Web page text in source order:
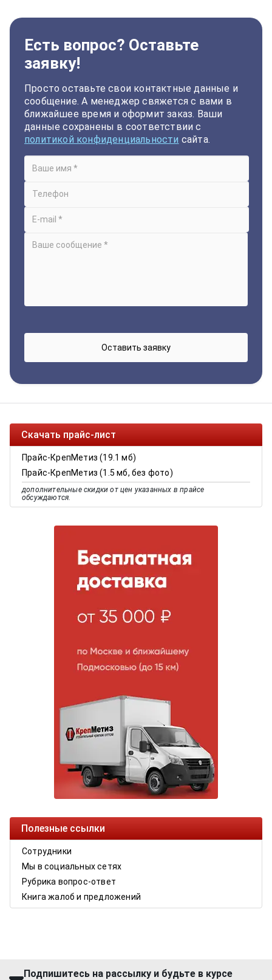
Есть вопрос? Оставьте
заявку!
Просто оставьте свои контактные данные и
сообщение. А менеджер свяжется с вами в
ближайшее время и оформит заказ. Ваши
данные сохранены в соответствии с
политикой конфиденциальности сайта.
Скачать прайс-лист
Прайс-КрепМетиз (19.1 мб)
Прайс-КрепМетиз (1.5 мб, без фото)
дополнительные скидки от цен указанных в прайсе
обсуждаются.
Полезные ссылки
Сотрудники
Мы в социальных сетях
Рубрика вопрос-ответ
Книга жалоб и предложений
Подпишитесь на рассылку и будьте в курсе